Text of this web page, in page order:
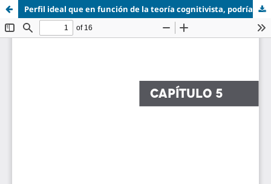
Perfil ideal que en función de la teoría cognitivista, podría.pdf